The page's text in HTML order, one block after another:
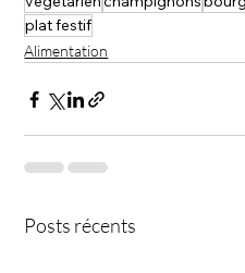
plat festif
Alimentation
Posts récents